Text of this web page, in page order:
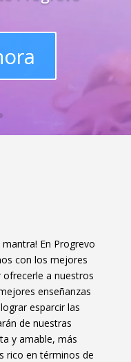
En Progrevo
con los mejores
a nuestros
enseñanzas
esparcir las
de nuestras
y amable, más
rico en términos de